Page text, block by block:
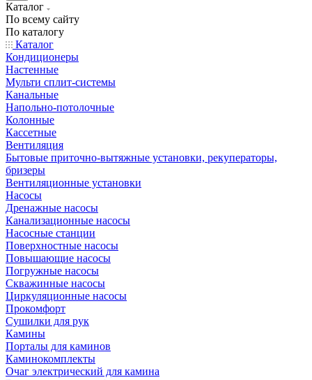
Каталог
По всему сайту
По каталогу
Каталог
Кондиционеры
Настенные
Мульти сплит-системы
Канальные
Напольно-потолочные
Колонные
Кассетные
Вентиляция
Бытовые приточно-вытяжные установки, рекуператоры,
бризеры
Вентиляционные установки
Насосы
Дренажные насосы
Канализационные насосы
Насосные станции
Поверхностные насосы
Повышающие насосы
Погружные насосы
Скважинные насосы
Циркуляционные насосы
Прокомфорт
Сушилки для рук
Камины
Порталы для каминов
Каминокомплекты
Очаг электрический для камина